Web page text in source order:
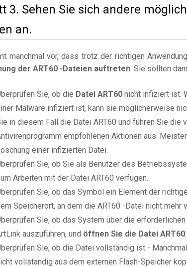
3. Sehen Sie sich andere
an.
manchmal vor, dass trotz der richtigen
der ART60 -Dateien auftreten. Sie sollten
Sie, ob die Datei ART60 nicht infiziert ist.
Malware infiziert ist, kann sie möglicherweise
in diesem Fall die Datei ART60 und führen Sie die
empfohlenen Aktionen aus.
einer infizierten Datei.
Sie, ob Sie als Benutzer des
Arbeiten mit der Datei ART60 verfügen.
Sie, ob das Symbol ein Element der
Speicherort, an dem die ART60 -Datei nicht mehr
Sie, ob das System über die
auszuführen, und öffnen Sie die Datei ART60.
Sie, ob die Datei vollständig ist -
vollständig aus dem externen Flash-Speicher